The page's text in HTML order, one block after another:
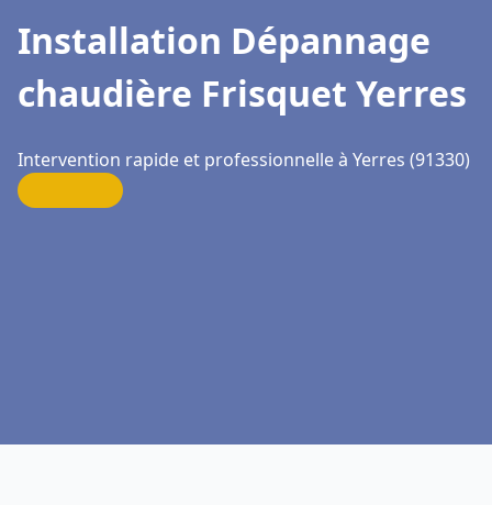
Installation Dépannage
chaudière Frisquet Yerres
Intervention rapide et professionnelle à Yerres (91330)